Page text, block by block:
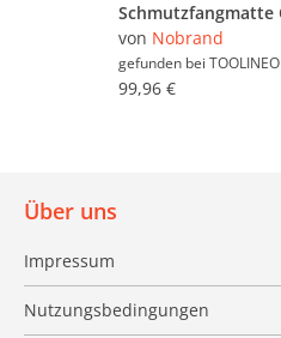
von Nobrand
gefunden bei TOOLINEO
99,96 €
Über uns
Impressum
Nutzungsbedingungen